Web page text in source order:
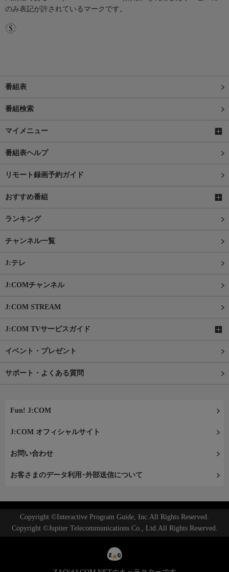
のみ表記が許されているマークです。
番組表
番組検索
マイメニュー
番組表ヘルプ
リモート録画予約ガイド
おすすめ番組
ランキング
チャンネル一覧
J:テレ
J:COMチャンネル
J:COM STREAM
J:COM TVサービスガイド
イベント・プレゼント
サポート・よくある質問
Fun! J:COM
J:COM オフィシャルサイト
お問い合わせ
お客さまのデータ利用･外部送信について
Copyright ©Interactive Program Guide, Inc.All Rights Reserved.
Copyright ©Jupiter Telecommunications Co., Ltd.All Rights Reserved.